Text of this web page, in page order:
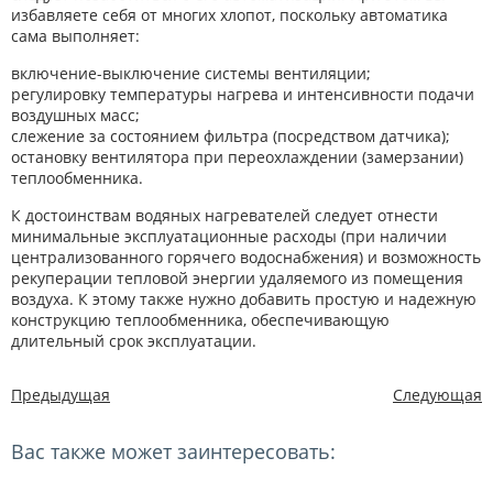
избавляете себя от многих хлопот, поскольку автоматика
сама выполняет:
включение-выключение системы вентиляции;
регулировку температуры нагрева и интенсивности подачи
воздушных масс;
слежение за состоянием фильтра (посредством датчика);
остановку вентилятора при переохлаждении (замерзании)
теплообменника.
К достоинствам водяных нагревателей следует отнести
минимальные эксплуатационные расходы (при наличии
централизованного горячего водоснабжения) и возможность
рекуперации тепловой энергии удаляемого из помещения
воздуха. К этому также нужно добавить простую и надежную
конструкцию теплообменника, обеспечивающую
длительный срок эксплуатации.
Предыдущая Следующая
Вас также может заинтересовать: